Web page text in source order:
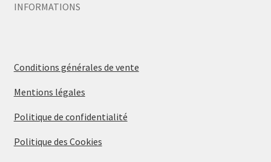
INFORMATIONS
Conditions générales de vente
Mentions légales
Politique de confidentialité
Politique des Cookies